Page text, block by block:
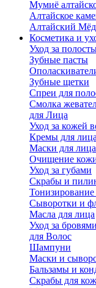
Мумиё
Алтайское
Алтайский Мёд
Косметика и
Уход за
Зубные пасты
Зубные щетки
Спреи для
Смолка
для Лица
Уход за кожей
Кремы для лица
Маски для лица
Очищение
Уход за губами
Скрабы и
Сыворотки и
Масла для лица
Уход за
для Волос
Шампуни
Маски и
Бальзамы и
Скрабы для